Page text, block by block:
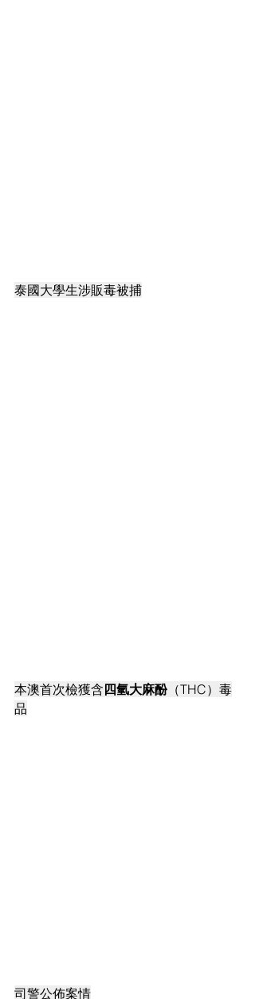
泰國大學生涉販毒被捕
本澳首次檢獲含四氫大麻酚 （THC）毒
品
司警公佈案情